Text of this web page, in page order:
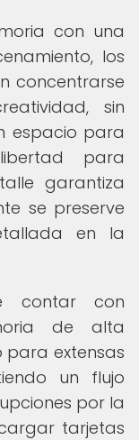
con una
los
concentrarse
sin
espacio para
para
garantiza
se preserve
en la
contar con
de alta
extensas
un flujo
por la
tarjetas